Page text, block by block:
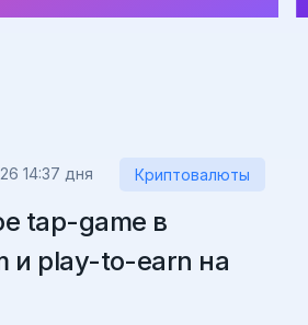
14:37 дня Криптовалюты
tap-game в
и play-to-earn на